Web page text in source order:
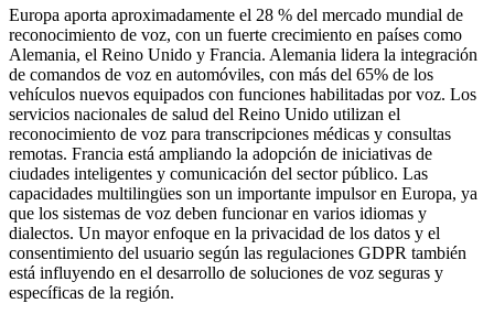
Europa aporta aproximadamente el 28 % del mercado mundial de
reconocimiento de voz, con un fuerte crecimiento en países como
Alemania, el Reino Unido y Francia. Alemania lidera la integración
de comandos de voz en automóviles, con más del 65% de los
vehículos nuevos equipados con funciones habilitadas por voz. Los
servicios nacionales de salud del Reino Unido utilizan el
reconocimiento de voz para transcripciones médicas y consultas
remotas. Francia está ampliando la adopción de iniciativas de
ciudades inteligentes y comunicación del sector público. Las
capacidades multilingües son un importante impulsor en Europa, ya
que los sistemas de voz deben funcionar en varios idiomas y
dialectos. Un mayor enfoque en la privacidad de los datos y el
consentimiento del usuario según las regulaciones GDPR también
está influyendo en el desarrollo de soluciones de voz seguras y
específicas de la región.